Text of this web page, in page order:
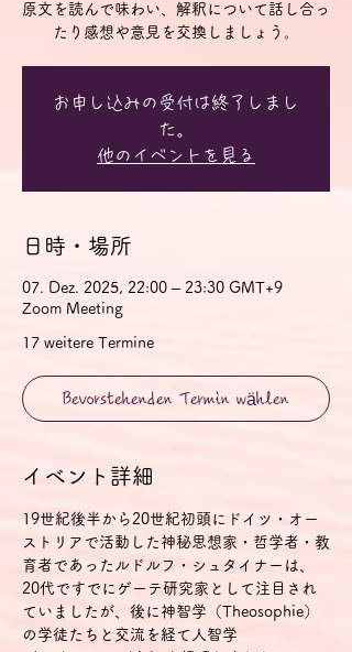
原文を読んで味わい、解釈について話し合っ
お申し込みの受付は終了しまし
た。
他のイベントを見る
日時・場所
07. Dez. 2025, 22:00 – 23:30 GMT+9
Zoom Meeting
17 weitere Termine
Bevorstehenden Termin wählen
イベント詳細
19世紀後半から20世紀初頭にドイツ・オー
ストリアで活動した神秘思想家・哲学者・教
育者であったルドルフ・シュタイナーは、
20代ですでにゲーテ研究家として注目され
ていましたが、後に神智学（Theosophie）
の学徒たちと交流を経て人智学